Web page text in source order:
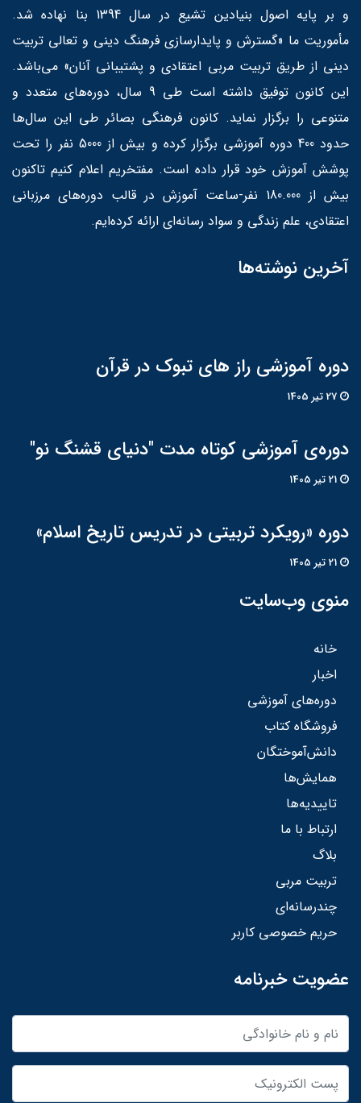
و بر پایه اصول بنیادین تشیع در سال 1394 بنا نهاده شد.
مأموریت ما «گسترش و پایدارسازی فرهنگ دینی و تعالی تربیت
دینی از طریق تربیت مربی اعتقادی و پشتیبانی آنان» می‌باشد.
این کانون توفیق داشته است طی 9 سال، دوره‌های متعدد و
متنوعی را برگزار نماید. کانون فرهنگی بصائر طی این سال‌ها
حدود 400 دوره آموزشی برگزار کرده و بیش از 5000 نفر را تحت
پوشش آموزش خود قرار داده است. مفتخریم اعلام کنیم تاکنون
بیش از 180.000 نفر-ساعت آموزش در قالب دوره‌های مرزبانی
اعتقادی، علم زندگی و سواد رسانه‌ای ارائه کرده‌ایم.
آخرین نوشته‌ها
دوره آموزشی راز های تبوک در قرآن
دوره‌ی آموزشی کوتاه مدت "دنیای قشنگ نو"
دوره «رویکرد تربیتی در تدریس تاریخ اسلام»
منوی وب‌سایت
خانه
اخبار
دوره‌های آموزشی
فروشگاه کتاب
دانش‌آموختگان
همایش‌ها
تاییدیه‌ها
ارتباط با ما
بلاگ
تربیت مربی
چندرسانه‌ای
حریم خصوصی کاربر
عضویت خبرنامه